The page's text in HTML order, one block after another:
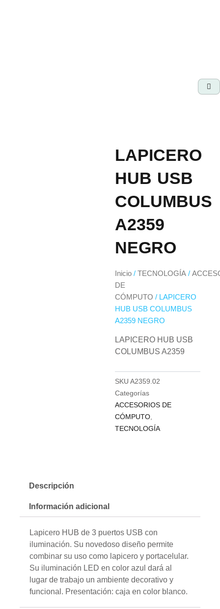
LAPICERO
HUB USB
COLUMBUS
A2359
NEGRO
Inicio / TECNOLOGÍA /
DE
CÓMPUTO / LAPICERO
HUB USB COLUMBUS
A2359 NEGRO
LAPICERO HUB USB
COLUMBUS A2359
SKU A2359.02
Categorías
ACCESORIOS DE
CÓMPUTO
TECNOLOGÍA
Descripción
Información adicional
Lapicero HUB de 3 puertos USB con
iluminación. Su novedoso diseño permite
combinar su uso como lapicero y portacelular.
Su iluminación LED en color azul dará al
lugar de trabajo un ambiente decorativo y
funcional. Presentación: caja en color blanco.